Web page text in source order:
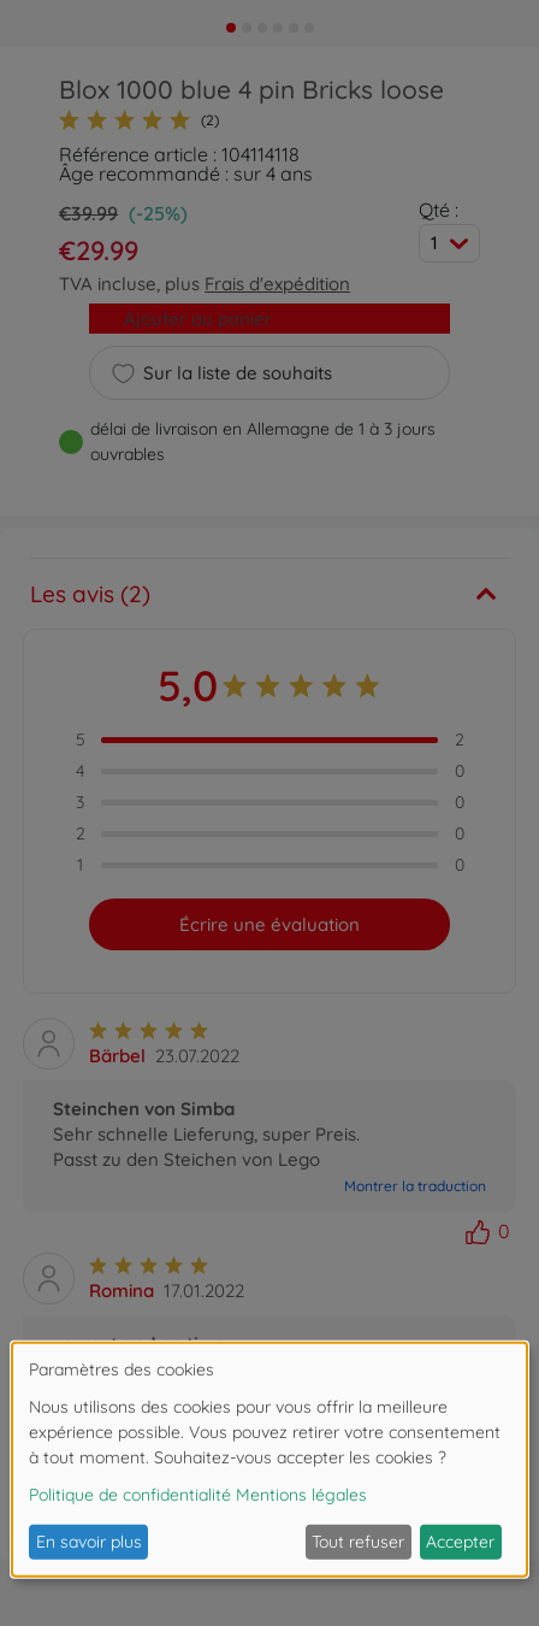
Blox 1000 blue 4 pin Bricks loose
(2)
Référence article : 104114118
Âge recommandé : sur 4 ans
€39.99 (-25%)
€29.99
TVA incluse, plus Frais d'expédition
Qté :
1
Sur la liste de souhaits
Ajouter au panier
délai de livraison en Allemagne de 1 à 3 jours
ouvrables
Les avis (2)
Bärbel 23.07.2022
Steinchen von Simba
Sehr schnelle Lieferung, super Preis.
Passt zu den Steichen von Lego
Montrer la traduction
0
Romina 17.01.2022
correct and on time
everything was on time
Montrer la traduction
0
5,0
5
2
4
0
3
0
2
0
1
0
Écrire une évaluation
FAQ